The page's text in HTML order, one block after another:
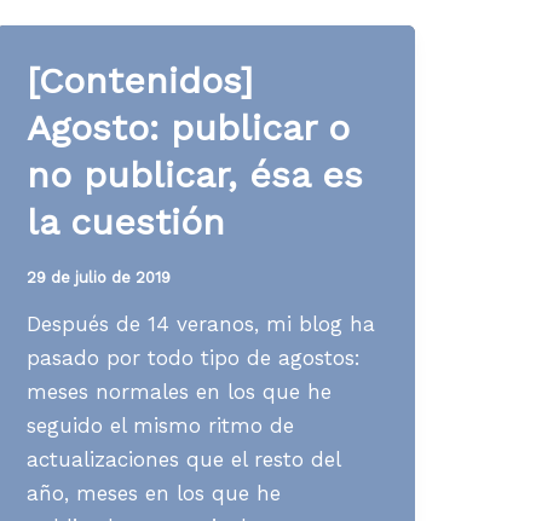
[Contenidos]
Agosto: publicar o
no publicar, ésa es
la cuestión
29 de julio de 2019
Después de 14 veranos, mi blog ha
pasado por todo tipo de agostos:
meses normales en los que he
seguido el mismo ritmo de
actualizaciones que el resto del
año, meses en los que he